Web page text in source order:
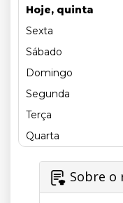
Hoje, quinta
Sexta
Sábado
Domingo
Segunda
Terça
Quarta
Sobre o